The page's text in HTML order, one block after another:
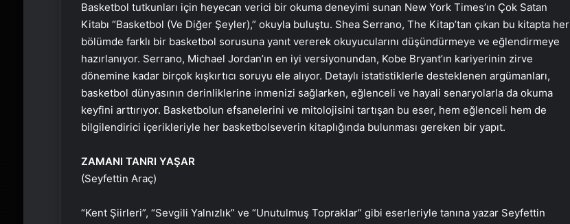
Basketbol tutkunları için heyecan verici bir okuma deneyimi sunan New York Times’ın Çok Satan
Kitabı “Basketbol (Ve Diğer Şeyler),” okuyla buluştu. Shea Serrano, The Kitap’tan çıkan bu kitapta her
bölümde farklı bir basketbol sorusuna yanıt vererek okuyucularını düşündürmeye ve eğlendirmeye
hazırlanıyor. Serrano, Michael Jordan’ın en iyi versiyonundan, Kobe Bryant’ın kariyerinin zirve
dönemine kadar birçok kışkırtıcı soruyu ele alıyor. Detaylı istatistiklerle desteklenen argümanları,
basketbol dünyasının derinliklerine inmenizi sağlarken, eğlenceli ve hayali senaryolarla da okuma
keyfini arttırıyor. Basketbolun efsanelerini ve mitolojisini tartışan bu eser, hem eğlenceli hem de
bilgilendirici içerikleriyle her basketbolseverin kitaplığında bulunması gereken bir yapıt.
ZAMANI TANRI YAŞAR
(Seyfettin Araç)
“Kent Şiirleri”, “Sevgili Yalnızlık” ve “Unutulmuş Topraklar” gibi eserleriyle tanına yazar Seyfettin